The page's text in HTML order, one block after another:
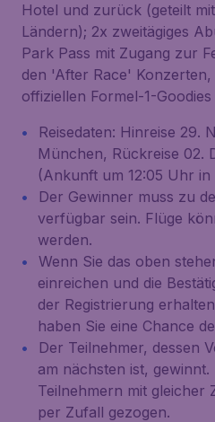
Hotel und zurück (geteilt
Ländern); 2x zweitägiges
Park Pass mit Zugang zur
den 'After Race' Konzerten,
offiziellen Formel-1-Goodies
Reisedaten: Hinreise 29.
München, Rückreise 02.
(Ankunft um 12:05 Uhr
Der Gewinner muss zu
verfügbar sein. Flüge
werden.
Wenn Sie das oben
einreichen und die
der Registrierung
haben Sie eine Chance
Der Teilnehmer, dessen
am nächsten ist,
Teilnehmern mit gleicher
per Zufall gezogen.